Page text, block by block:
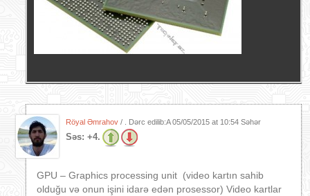
Röyal Əmrahov / . Dərc edilib:A05/05/2015 at 10:54 Səhər
Səs: +4.
GPU – Graphics processing unit (video kartın sahib
olduğu və onun işini idarə edən prosessor) Video kartlar